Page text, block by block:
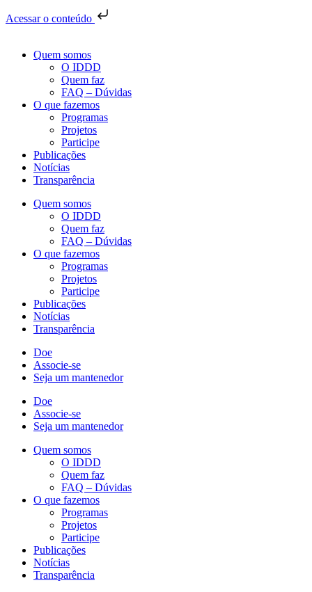
Acessar o conteúdo
Quem somos
O IDDD
Quem faz
FAQ – Dúvidas
O que fazemos
Programas
Projetos
Participe
Publicações
Notícias
Transparência
Quem somos
O IDDD
Quem faz
FAQ – Dúvidas
O que fazemos
Programas
Projetos
Participe
Publicações
Notícias
Transparência
Doe
Associe-se
Seja um mantenedor
Doe
Associe-se
Seja um mantenedor
Quem somos
O IDDD
Quem faz
FAQ – Dúvidas
O que fazemos
Programas
Projetos
Participe
Publicações
Notícias
Transparência